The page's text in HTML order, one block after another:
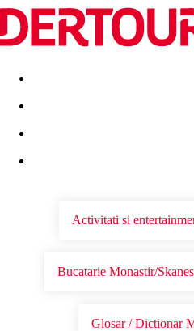
Destinatii Vacanta perfecta
Activitati si
Bucatarie Monastir/Skanes
Glosar / Dictionar